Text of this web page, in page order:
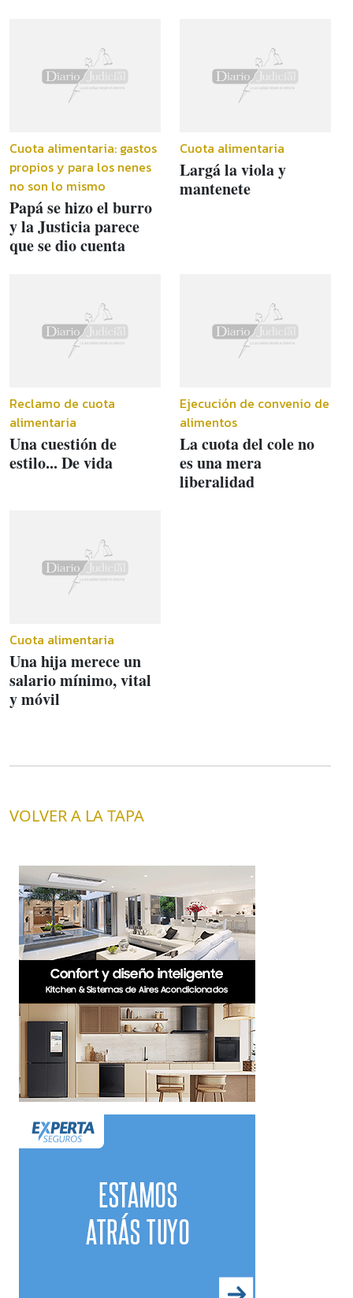
Cuota alimentaria: gastos
propios y para los nenes
no son lo mismo
Papá se hizo el burro
y la Justicia parece
que se dio cuenta
Cuota alimentaria
Largá la viola y
mantenete
Reclamo de cuota
alimentaria
Una cuestión de
estilo... De vida
Ejecución de convenio de
alimentos
La cuota del cole no
es una mera
liberalidad
Cuota alimentaria
Una hija merece un
salario mínimo, vital
y móvil
VOLVER A LA TAPA